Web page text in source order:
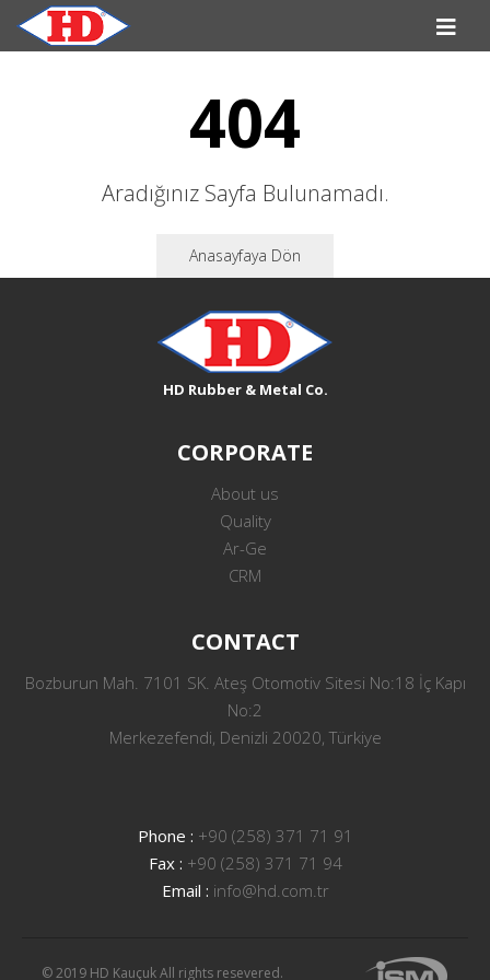
404
Aradığınız Sayfa Bulunamadı.
Anasayfaya Dön
HD Rubber & Metal Co.
CORPORATE
About us
Quality
Ar-Ge
CRM
CONTACT
Bozburun Mah. 7101 SK. Ateş Otomotiv Sitesi No:18 İç Kapı
No:2
Merkezefendi, Denizli 20020, Türkiye
Phone : +90 (258) 371 71 91
Fax : +90 (258) 371 71 94
Email : info@hd.com.tr
© 2019 HD Kauçuk All rights resevered.